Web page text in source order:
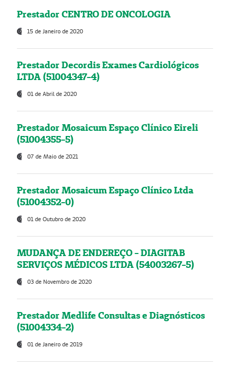
Prestador CENTRO DE ONCOLOGIA
15 de Janeiro de 2020
Prestador Decordis Exames Cardiológicos
LTDA (51004347-4)
01 de Abril de 2020
Prestador Mosaicum Espaço Clínico Eireli
(51004355-5)
07 de Maio de 2021
Prestador Mosaicum Espaço Clínico Ltda
(51004352-0)
01 de Outubro de 2020
MUDANÇA DE ENDEREÇO - DIAGITAB
SERVIÇOS MÉDICOS LTDA (54003267-5)
03 de Novembro de 2020
Prestador Medlife Consultas e Diagnósticos
(51004334-2)
01 de Janeiro de 2019